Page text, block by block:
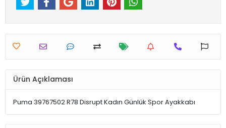
Ürün Açıklaması
Puma 39767502 R78 Disrupt Kadın Günlük Spor Ayakkabı